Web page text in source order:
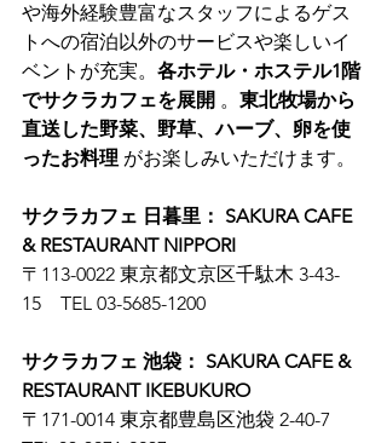
や海外経験豊富なスタッフによるゲス
トへの宿泊以外のサービスや楽しいイ
ベントが充実。 各ホテル・ホステル1階
でサクラカフェを展開 。 東北牧場から
直送した野菜、野草、ハーブ、卵を使
ったお料理 がお楽しみいただけます。
サクラカフェ 日暮里： SAKURA CAFE
& RESTAURANT NIPPORI
〒113-0022 東京都文京区千駄木 3-43-
15　TEL 03-5685-1200
サクラカフェ 池袋： SAKURA CAFE &
RESTAURANT IKEBUKURO
〒171-0014 東京都豊島区池袋 2-40-7